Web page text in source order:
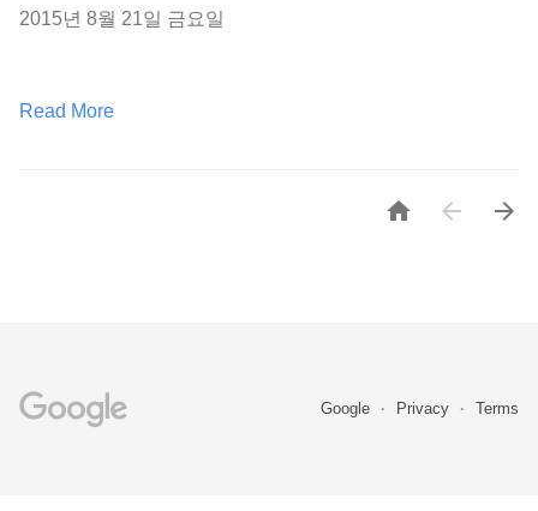
2015년 8월 21일 금요일
Read More
  
Google Privacy Terms